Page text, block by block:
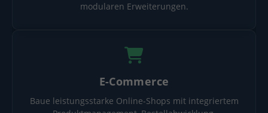
modularen Erweiterungen.
E-Commerce
Baue leistungsstarke Online-Shops mit integriertem